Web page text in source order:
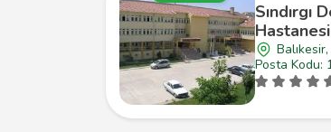
Sındırgı
Hastanesi
Balıkesir,
Posta Kodu: